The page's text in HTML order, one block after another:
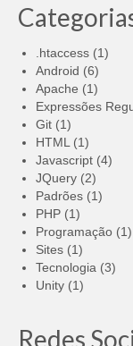
.htaccess (1)
Android (6)
Apache (1)
Expressões
Git (1)
HTML (1)
Javascript (4)
JQuery (2)
Padrões (1)
PHP (1)
Programação (1)
Sites (1)
Tecnologia (3)
Unity (1)
Redes